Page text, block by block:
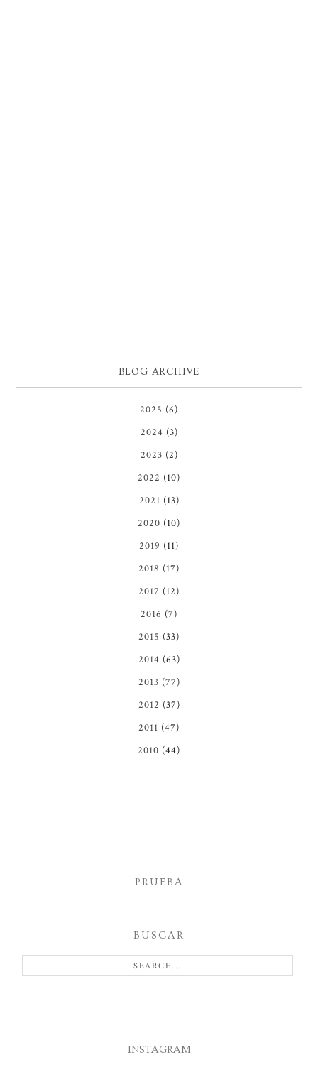
BLOG ARCHIVE
2025 (6)
2024 (3)
2023 (2)
2022 (10)
2021 (13)
2020 (10)
2019 (11)
2018 (17)
2017 (12)
2016 (7)
2015 (33)
2014 (63)
2013 (77)
2012 (37)
2011 (47)
2010 (44)
PRUEBA
BUSCAR
INSTAGRAM